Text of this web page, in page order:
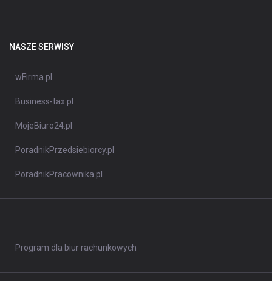
NASZE SERWISY
wFirma.pl
Business-tax.pl
MojeBiuro24.pl
PoradnikPrzedsiebiorcy.pl
PoradnikPracownika.pl
Program dla biur rachunkowych